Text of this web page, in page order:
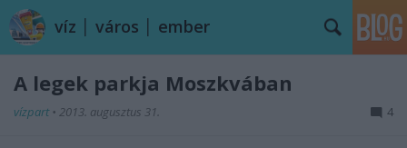
víz │ város │ ember
A legek parkja Moszkvában
vízpart • 2013. augusztus 31. 4